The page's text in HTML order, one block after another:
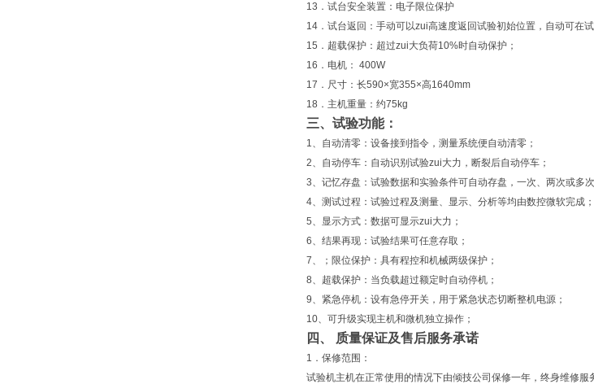
13．试台安全装置：电子限位保护
14．试台返回：手动可以zui高速度返回试验初始位置，自动可在
15．超载保护：超过zui大负荷10%时自动保护；
16．电机： 400W
17．尺寸：长590×宽355×高1640mm
18．主机重量：约75kg
三、 试验功能：
1、自动清零：设备接到指令，测量系统便自动清零；
2、自动停车：自动识别试验zui大力，断裂后自动停车；
3、记忆存盘：试验数据和实验条件可自动存盘，一次、两次或多次
4、测试过程：试验过程及测量、显示、分析等均由数控微软完成；
5、显示方式：数据可显示zui大力；
6、结果再现：试验结果可任意存取；
7、；限位保护：具有程控和机械两级保护；
8、超载保护：当负载超过额定时自动停机；
9、紧急停机：设有急停开关，用于紧急状态切断整机电源；
10、可升级实现主机和微机独立操作；
四、 质量保证及售后服务承诺
1．保修范围：
试验机主机在正常使用的情况下由倾技公司保修一年，终身维修